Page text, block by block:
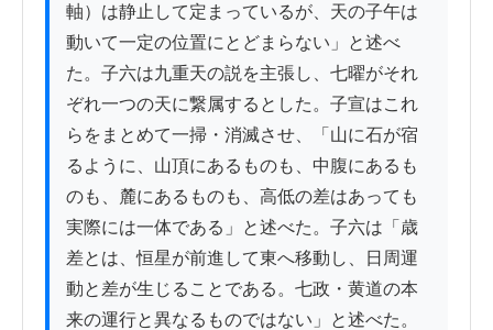
軸）は静止して定まっているが、天の子午は
動いて一定の位置にとどまらない」と述べ
た。子六は九重天の説を主張し、七曜がそれ
ぞれ一つの天に繋属するとした。子宣はこれ
らをまとめて一掃・消滅させ、「山に石が宿
るように、山頂にあるものも、中腹にあるも
のも、麓にあるものも、高低の差はあっても
実際には一体である」と述べた。子六は「歳
差とは、恒星が前進して東へ移動し、日周運
動と差が生じることである。七政・黄道の本
来の運行と異なるものではない」と述べた。